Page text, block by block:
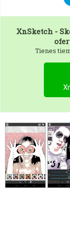
XnSketch -
Tienes